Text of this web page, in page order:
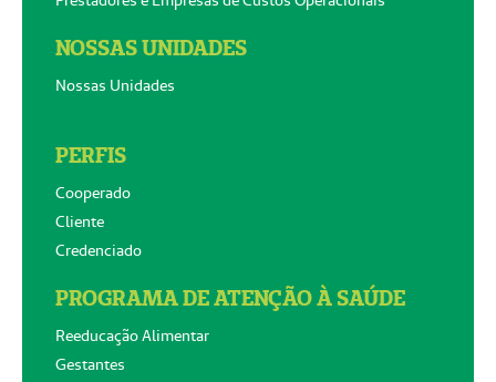
NOSSAS UNIDADES
Nossas Unidades
PERFIS
Cooperado
Cliente
Credenciado
PROGRAMA DE ATENÇÃO À SAÚDE
Reeducação Alimentar
Gestantes